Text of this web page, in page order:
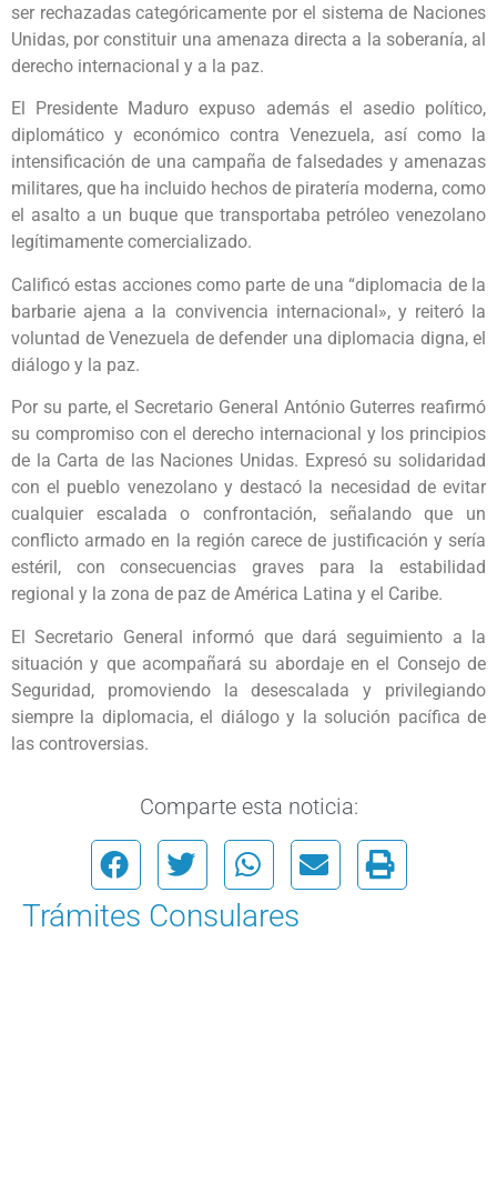
ser rechazadas categóricamente por el sistema de Naciones
Unidas, por constituir una amenaza directa a la soberanía, al
derecho internacional y a la paz.
El Presidente Maduro expuso además el asedio político,
diplomático y económico contra Venezuela, así como la
intensificación de una campaña de falsedades y amenazas
militares, que ha incluido hechos de piratería moderna, como
el asalto a un buque que transportaba petróleo venezolano
legítimamente comercializado.
Calificó estas acciones como parte de una “diplomacia de la
barbarie ajena a la convivencia internacional», y reiteró la
voluntad de Venezuela de defender una diplomacia digna, el
diálogo y la paz.
Por su parte, el Secretario General António Guterres reafirmó
su compromiso con el derecho internacional y los principios
de la Carta de las Naciones Unidas. Expresó su solidaridad
con el pueblo venezolano y destacó la necesidad de evitar
cualquier escalada o confrontación, señalando que un
conflicto armado en la región carece de justificación y sería
estéril, con consecuencias graves para la estabilidad
regional y la zona de paz de América Latina y el Caribe.
El Secretario General informó que dará seguimiento a la
situación y que acompañará su abordaje en el Consejo de
Seguridad, promoviendo la desescalada y privilegiando
siempre la diplomacia, el diálogo y la solución pacífica de
las controversias.
Comparte esta noticia:
Trámites Consulares